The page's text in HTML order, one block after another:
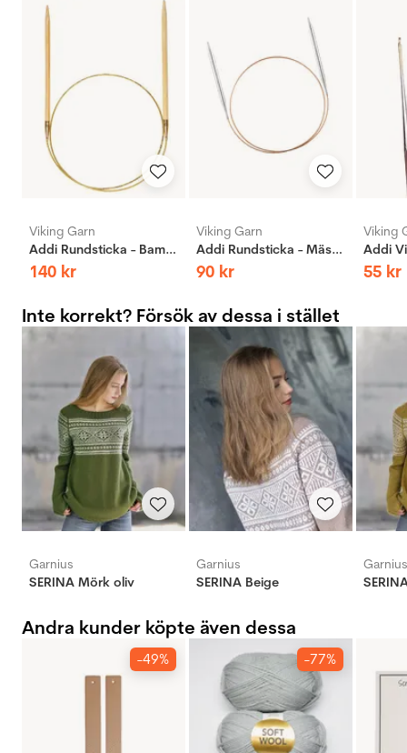
Viking Garn
Addi Rundsticka - Bambus
140 kr
Viking Garn
Addi Rundsticka - Mässing
90 kr
Viking
Addi
55 kr
Inte korrekt? Försök av dessa i stället
Garnius
SERINA Mörk oliv
Garnius
SERINA Beige
Garnius
Andra kunder köpte även dessa
-49% -77%